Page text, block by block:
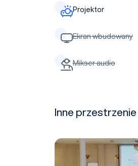
Projektor
Ekran wbudowany
Mikser audio
Inne
Sala Jasminowa